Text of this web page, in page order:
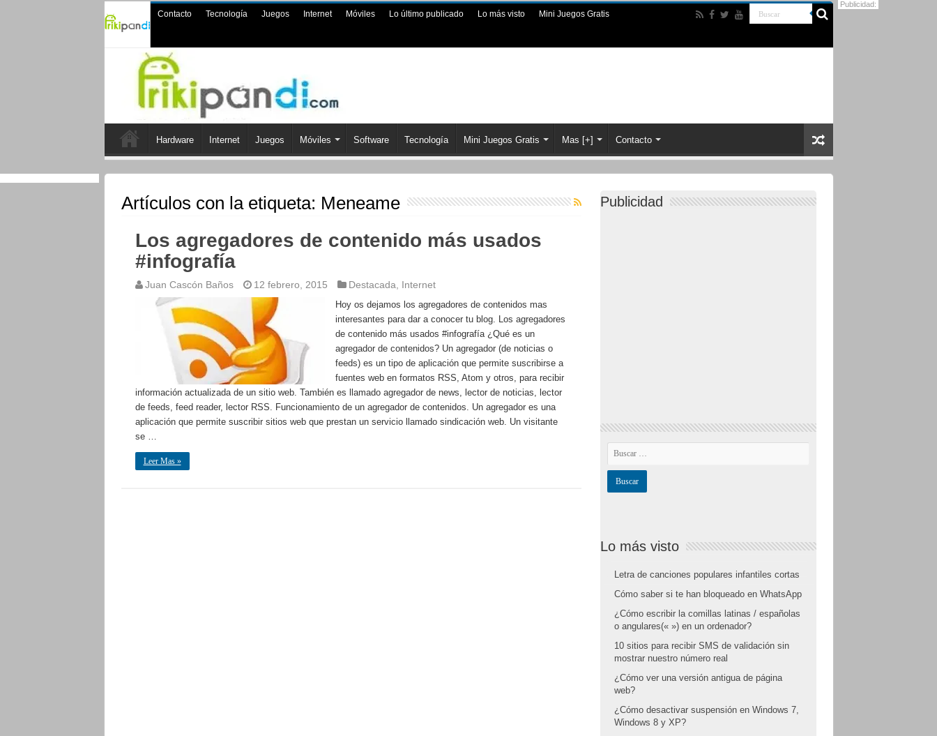
Contacto Tecnología Juegos Internet Móviles Lo último publicado Lo más visto Mini Juegos Gratis
Hardware Internet Juegos Móviles Software Tecnología Mini Juegos Gratis Mas [+] Contacto
Artículos con la etiqueta: Meneame
Los agregadores de contenido más usados
#infografía
Juan Cascón Baños 12 febrero, 2015 Destacada Internet
Hoy os dejamos los agregadores de contenidos mas
interesantes para dar a conocer tu blog. Los agregadores
de contenido más usados #infografía ¿Qué es un
agregador de contenidos? Un agregador (de noticias o
feeds) es un tipo de aplicación que permite suscribirse a
fuentes web en formatos RSS, Atom y otros, para recibir
información actualizada de un sitio web. También es llamado agregador de news, lector de noticias, lector
de feeds, feed reader, lector RSS. Funcionamiento de un agregador de contenidos. Un agregador es una
aplicación que permite suscribir sitios web que prestan un servicio llamado sindicación web. Un visitante
se …
Leer Mas »
Publicidad
Lo más visto
Letra de canciones populares infantiles cortas
Cómo saber si te han bloqueado en WhatsApp
¿Cómo escribir la comillas latinas / españolas
o angulares(« ») en un ordenador?
10 sitios para recibir SMS de validación sin
mostrar nuestro número real
¿Cómo ver una versión antigua de página
web?
¿Cómo desactivar suspensión en Windows 7,
Windows 8 y XP?
Publicidad: